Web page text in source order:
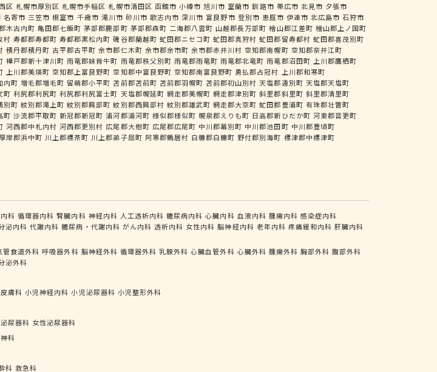
区 札幌市厚別区 札幌市手稲区 札幌市清田区 函館市 小樽市 旭川市 室蘭市 釧路市 帯広市 北見市 夕張市
名寄市 三笠市 根室市 千歳市 滝川市 砂川市 歌志内市 深川市 富良野市 登別市 恵庭市 伊達市 北広島市 石狩市
木古内町 亀田郡七飯町 茅部郡鹿部町 茅部郡森町 二海郡八雲町 山越郡長万部町 檜山郡江差町 檜山郡上ノ国町
村 寿都郡寿都町 寿都郡黒松内町 磯谷郡蘭越町 虻田郡ニセコ町 虻田郡真狩村 虻田郡留寿都村 虻田郡喜茂別町
積丹郡積丹町 古平郡古平町 余市郡仁木町 余市郡余市町 余市郡赤井川村 空知郡南幌町 空知郡奈井江町
樺戸郡新十津川町 雨竜郡妹背牛町 雨竜郡秩父別町 雨竜郡雨竜町 雨竜郡北竜町 雨竜郡沼田町 上川郡鷹栖町
上川郡美瑛町 空知郡上富良野町 空知郡中富良野町 空知郡南富良野町 勇払郡占冠村
上川郡和寒町
内町 増毛郡増毛町 留萌郡小平町 苫前郡苫前町 苫前郡羽幌町 苫前郡初山別村 天塩郡遠別町 天塩郡天塩町
町 利尻郡利尻町 利尻郡利尻富士町 天塩郡幌延町 網走郡美幌町 網走郡津別町 斜里郡斜里町 斜里郡清里町
別町 紋別郡滝上町 紋別郡興部町 紋別郡西興部村 紋別郡雄武町 網走郡大空町 虻田郡豊浦町 有珠郡壮瞥町
町 沙流郡平取町 新冠郡新冠町 浦河郡浦河町 様似郡様似町 幌泉郡えりも町 日高郡新ひだか町 河東郡音更町
河西郡中札内村 河西郡更別村 広尾郡大樹町 広尾郡広尾町 中川郡幕別町 中川郡池田町 中川郡豊頃町
厚岸郡浜中町 川上郡標茶町 川上郡弟子屈町 阿寒郡鶴居村 白糠郡白糠町 野付郡別海町 標津郡中標津町
科 循環器内科 腎臓内科 神経内科 人工透析内科 糖尿病内科 心臓内科 血液内科 腫瘍内科 感染症内科
泌内科 代謝内科 糖尿病・代謝内科 がん内科 透析内科 女性内科 脳神経内科 老年内科 疼痛緩和内科 肝臓内科
管食道外科 呼吸器外科 脳神経外科 循環器外科 乳腺外科 心臓血管外科 心臓外科 腫瘍外科 胸部外科 腹部外科
泌外科
膚科 小児神経内科 小児泌尿器科 小児整形外科
泌尿器科 女性泌尿器科
科
科 救急科